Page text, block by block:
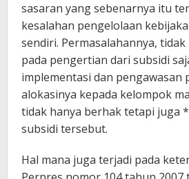
sasaran yang sebenarnya itu
kesalahan pengelolaan
sendiri. Permasalahannya,
pada pengertian dari subsidi
implementasi dan pengawasan
alokasinya kepada kelompok
tidak hanya berhak tetapi juga
subsidi tersebut.
Hal mana juga terjadi pada